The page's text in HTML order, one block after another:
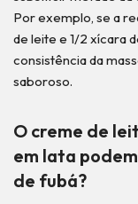
Por exemplo, se a
de leite e 1/2 xícara
consistência da
saboroso.
O creme de
em lata
de fubá?